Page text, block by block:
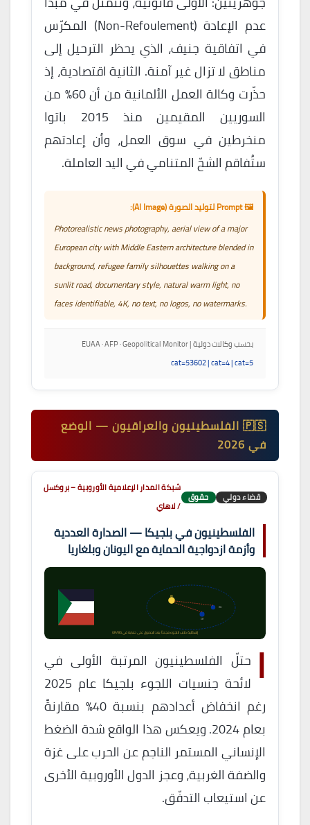
عدم الإعادة (Non-Refoulement) المكرّس
في اتفاقية جنيف، الذي يحظر الترحيل إلى
مناطق لا تزال غير آمنة. الثانية اقتصادية، إذ
حذّرت وكالة العمل الألمانية من أن 60% من
السوريين المقيمين منذ 2015 باتوا
منخرطين في سوق العمل، وأن إعادتهم
ستُفاقم الشحّ المتنامي في اليد العاملة.
🖼️ Prompt لتوليد الصورة (AI Image):
Photorealistic news photography, aerial view of a major
European city with Middle Eastern architecture blended in
background, refugee family silhouettes walking on a
sunlit road, documentary style, natural warm light, no
faces identifiable, 4K, no text, no logos, no watermarks.
بحسب وكالات دولية | EUAA · AFP · Geopolitical Monitor
cat=53602 | cat=4 | cat=5
🇵🇸 الفلسطينيون والعراقيون — الوضع
في 2026
قضاء دولي حقوق
شبكة المدار الإعلامية الأوروبية – بروكسل
/ لاهاي
الفلسطينيون في بلجيكا — الصدارة العددية
وأزمة ازدواجية الحماية مع اليونان وبلغاريا
BE
GR
BG
إشكالية طلب اللجوء مجدداً بعد الحصول على حماية في GR/BG
ا حتلّ الفلسطينيون المرتبة الأولى في
لائحة جنسيات اللجوء بلجيكا عام 2025
رغم انخفاض أعدادهم بنسبة 40% مقارنةً
بعام 2024. ويعكس هذا الواقع شدة الضغط
الإنساني المستمر الناجم عن الحرب على غزة
والضفة الغربية، وعجز الدول الأوروبية الأخرى
عن استيعاب التدفّق.